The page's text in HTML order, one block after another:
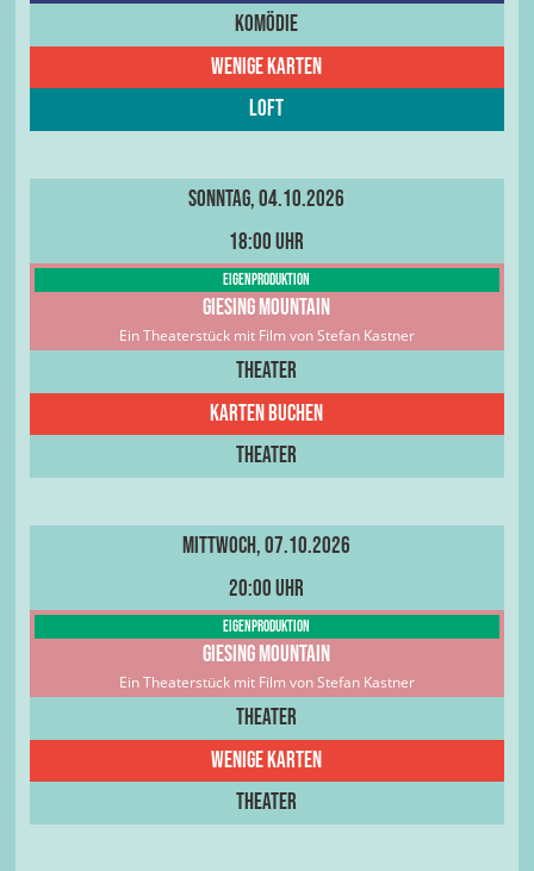
Komödie
wenige Karten
Loft
Sonntag, 04.10.2026
18:00 Uhr
Eigenproduktion
Giesing Mountain
Ein Theaterstück mit Film von Stefan Kastner
Theater
Karten buchen
Theater
Mittwoch, 07.10.2026
20:00 Uhr
Eigenproduktion
Giesing Mountain
Ein Theaterstück mit Film von Stefan Kastner
Theater
wenige Karten
Theater